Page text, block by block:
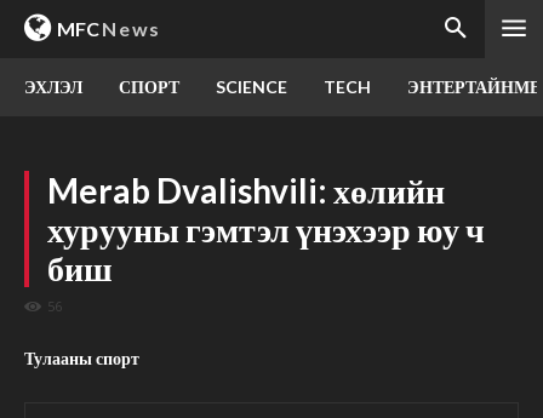
MFCNews
ЭХЛЭЛ СПОРТ SCIENCE TECH
Merab Dvalishvili: хөлийн
хурууны гэмтэл үнэхээр юу ч
биш
56
Тулааны спорт